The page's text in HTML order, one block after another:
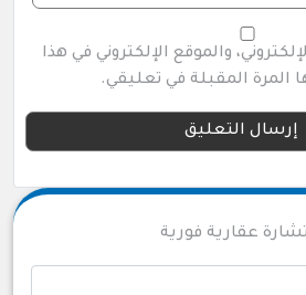
والموقع الإلكتروني في هذا
المقبلة في تعليقي.
عقارية فورية